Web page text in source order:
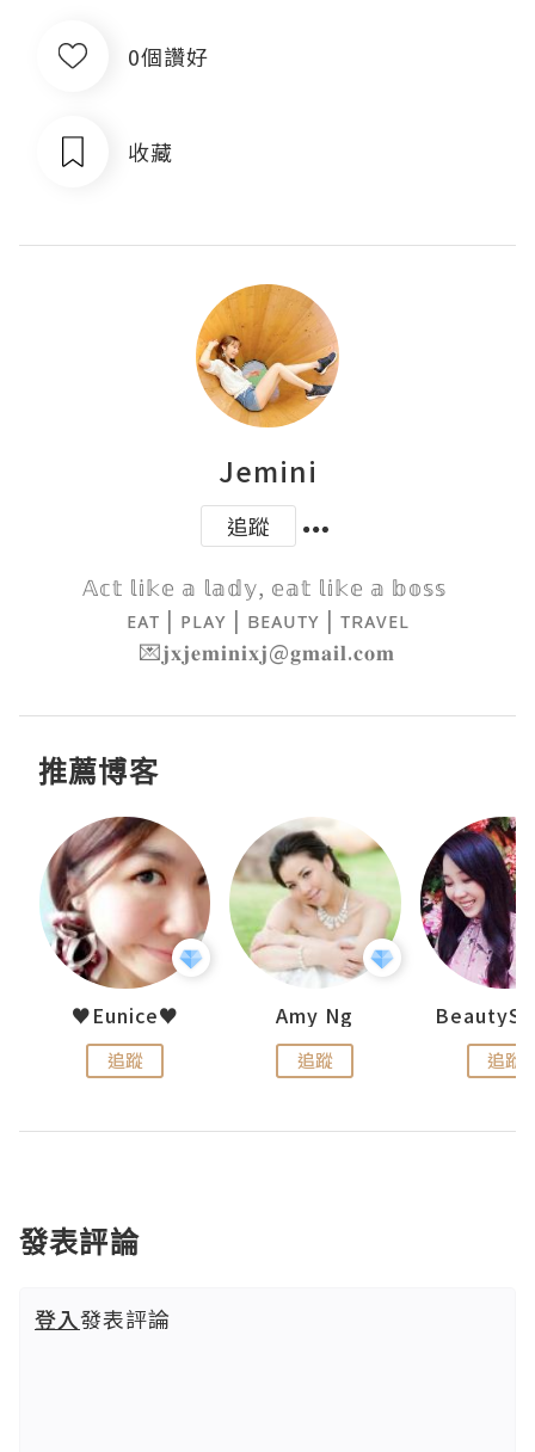
0個讚好
收藏
Jemini
追蹤
𝔸𝕔𝕥 𝕝𝕚𝕜𝕖 𝕒 𝕝𝕒𝕕𝕪, 𝕖𝕒𝕥 𝕝𝕚𝕜𝕖 𝕒 𝕓𝕠𝕤𝕤
ᴇᴀᴛ | ᴘʟᴀʏ | ʙᴇᴀᴜᴛʏ | ᴛʀᴀᴠᴇʟ
💌𝐣𝐱𝐣𝐞𝐦𝐢𝐧𝐢𝐱𝐣@𝐠𝐦𝐚𝐢𝐥.𝐜𝐨𝐦
推薦博客
♥Eunice♥
追蹤
Amy Ng
追蹤 追蹤
發表評論
登入發表評論